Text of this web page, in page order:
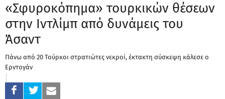
«Σφυροκόπημα» τουρκικών θέσεων
στην Ιντλίμπ από δυνάμεις του
Άσαντ
Πάνω από 20 Τούρκοι στρατιώτες νεκροί, έκτακτη σύσκεψη κάλεσε ο
Ερντογάν